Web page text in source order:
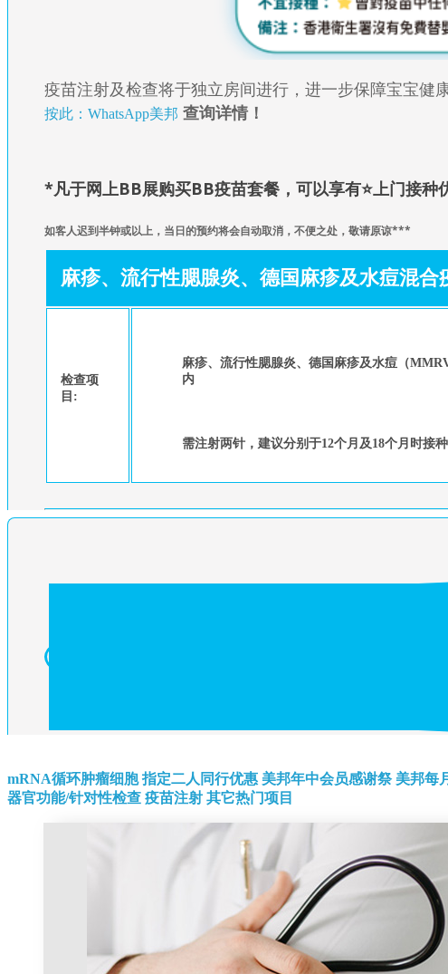
疫苗注射及检查将于独立房间进行，进一步保障宝宝健
按此：WhatsApp美邦 查询详情！
*凡于网上BB展购买BB疫苗套餐，可以享有⭐上门接种
如客人迟到半钟或以上，当日的预约将会自动取消，不便之处，敬请原谅***
麻疹、流行性腮腺炎、德国麻疹及水痘混合
检查项
目:
麻疹、流行性腮腺炎、德国麻疹及水痘（
内
需注射两针，建议分别于12个月及18个月时接
mRNA循环肿瘤细胞 指定二人同行优惠 美邦年中会员感谢祭 美邦每
器官功能/针对性检查 疫苗注射 其它热门项目